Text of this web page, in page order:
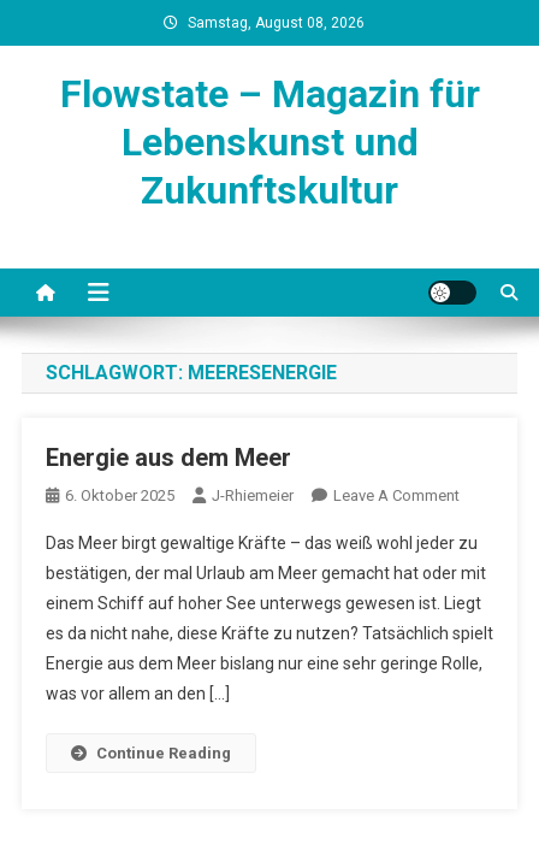
to
Samstag, August 08, 2026
Flowstate – Magazin für
Lebenskunst und
Zukunftskultur
SCHLAGWORT: MEERESENERGIE
Energie aus dem Meer
6. Oktober 2025 J-Rhiemeier Leave A CommentOn
Aus
Dem
Meer
Das Meer birgt gewaltige Kräfte – das weiß wohl jeder zu
bestätigen, der mal Urlaub am Meer gemacht hat oder mit
einem Schiff auf hoher See unterwegs gewesen ist. Liegt
es da nicht nahe, diese Kräfte zu nutzen? Tatsächlich spielt
Energie aus dem Meer bislang nur eine sehr geringe Rolle,
was vor allem an den […]
Continue Reading